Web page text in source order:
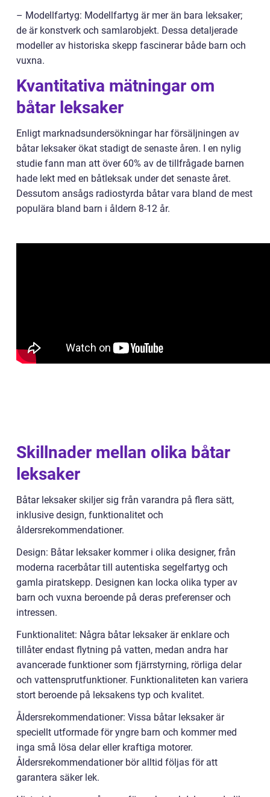
– Modellfartyg: Modellfartyg är mer än bara leksaker;
de är konstverk och samlarobjekt. Dessa detaljerade
modeller av historiska skepp fascinerar både barn och
vuxna.
Kvantitativa mätningar om
båtar leksaker
Enligt marknadsundersökningar har försäljningen av
båtar leksaker ökat stadigt de senaste åren. I en nylig
studie fann man att över 60% av de tillfrågade barnen
hade lekt med en båtleksak under det senaste året.
Dessutom ansågs radiostyrda båtar vara bland de mest
populära bland barn i åldern 8-12 år.
Skillnader mellan olika båtar
leksaker
Båtar leksaker skiljer sig från varandra på flera sätt,
inklusive design, funktionalitet och
åldersrekommendationer.
Design: Båtar leksaker kommer i olika designer, från
moderna racerbåtar till autentiska segelfartyg och
gamla piratskepp. Designen kan locka olika typer av
barn och vuxna beroende på deras preferenser och
intressen.
Funktionalitet: Några båtar leksaker är enklare och
tillåter endast flytning på vatten, medan andra har
avancerade funktioner som fjärrstyrning, rörliga delar
och vattensprutfunktioner. Funktionaliteten kan variera
stort beroende på leksakens typ och kvalitet.
Åldersrekommendationer: Vissa båtar leksaker är
speciellt utformade för yngre barn och kommer med
inga små lösa delar eller kraftiga motorer.
Åldersrekommendationer bör alltid följas för att
garantera säker lek.